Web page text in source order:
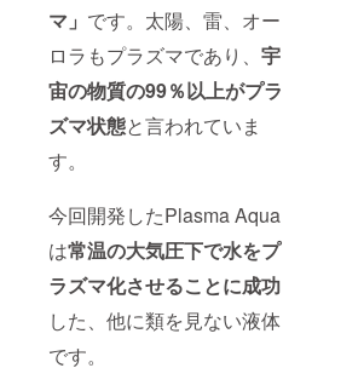
マ」 です。太陽、雷、オー
ロラもプラズマであり、 宇
宙の物質の99％以上がプラ
ズマ状態と言われていま
す。
今回開発したPlasma Aqua
は常温の大気圧下で水をプ
ラズマ化させることに成功
した、他に類を見ない液体
です。